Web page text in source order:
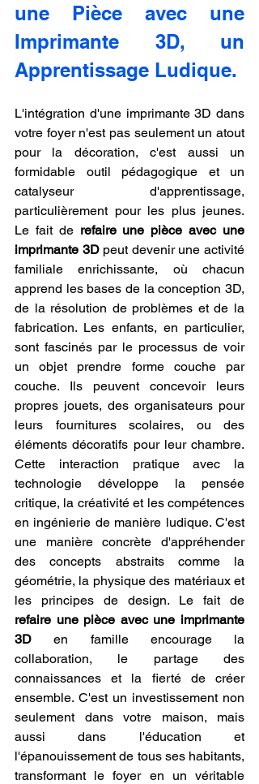
une Pièce avec une
Imprimante 3D, un
Apprentissage Ludique.
L'intégration d'une imprimante 3D dans
votre foyer n'est pas seulement un atout
pour la décoration, c'est aussi un
formidable outil pédagogique et un
catalyseur d'apprentissage,
particulièrement pour les plus jeunes.
Le fait de refaire une pièce avec une
imprimante 3D peut devenir une activité
familiale enrichissante, où chacun
apprend les bases de la conception 3D,
de la résolution de problèmes et de la
fabrication. Les enfants, en particulier,
sont fascinés par le processus de voir
un objet prendre forme couche par
couche. Ils peuvent concevoir leurs
propres jouets, des organisateurs pour
leurs fournitures scolaires, ou des
éléments décoratifs pour leur chambre.
Cette interaction pratique avec la
technologie développe la pensée
critique, la créativité et les compétences
en ingénierie de manière ludique. C'est
une manière concrète d'appréhender
des concepts abstraits comme la
géométrie, la physique des matériaux et
refaire une pièce avec une imprimante
3D en famille encourage la
collaboration, le partage des
connaissances et la fierté de créer
ensemble. C'est un investissement non
seulement dans votre maison, mais
aussi dans l'éducation et
l'épanouissement de tous ses habitants,
transformant le foyer en un véritable